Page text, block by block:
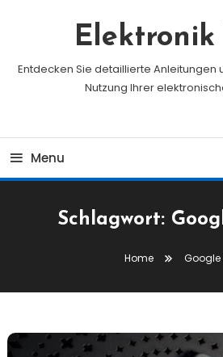
Elektronik
Entdecken Sie detaillierte Anleitungen
Nutzung Ihrer
Menu
Schlagwort:
Home Google